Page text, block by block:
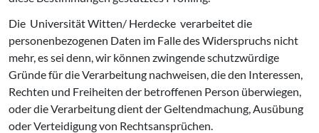
Die Universität Witten/ Herdecke verarbeitet die
personenbezogenen Daten im Falle des Widerspruchs nicht
mehr, es sei denn, wir können zwingende schutzwürdige
Gründe für die Verarbeitung nachweisen, die den Interessen,
Rechten und Freiheiten der betroffenen Person überwiegen,
oder die Verarbeitung dient der Geltendmachung, Ausübung
oder Verteidigung von Rechtsansprüchen.